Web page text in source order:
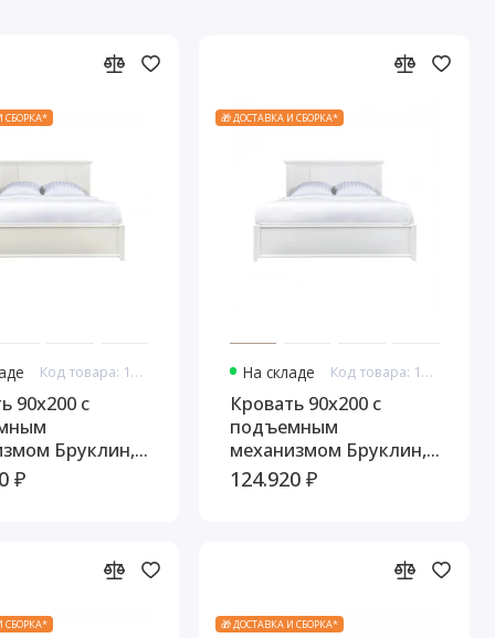
СБОРКА*
Код товара: 10782
90x200 с
Бруклин,
₽
🎁 ДОСТАВКА И СБОРКА*
На складе Код товара: 10794
Кровать 90x200 с
подъемным
механизмом Бруклин,
Белый
124.920 ₽
СБОРКА* 🎁 ДОСТАВКА И СБОРКА*